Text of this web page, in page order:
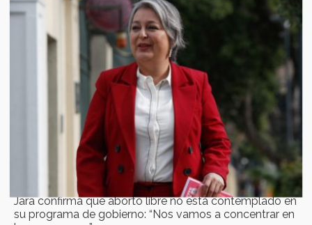
Jara confirma que aborto libre no está contemplado en
su programa de gobierno: “Nos vamos a concentrar en